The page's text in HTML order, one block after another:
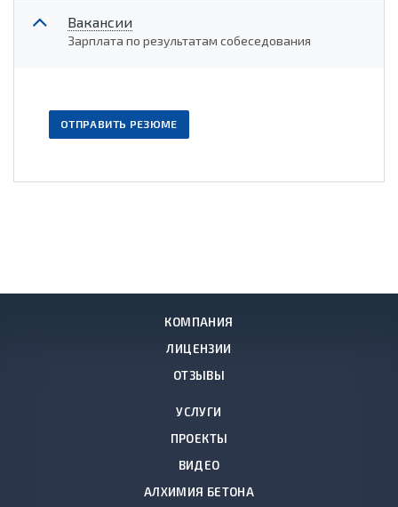
Вакансии
Зарплата по результатам собеседования
ОТПРАВИТЬ РЕЗЮМЕ
КОМПАНИЯ
ЛИЦЕНЗИИ
ОТЗЫВЫ
УСЛУГИ
ПРОЕКТЫ
ВИДЕО
АЛХИМИЯ БЕТОНА